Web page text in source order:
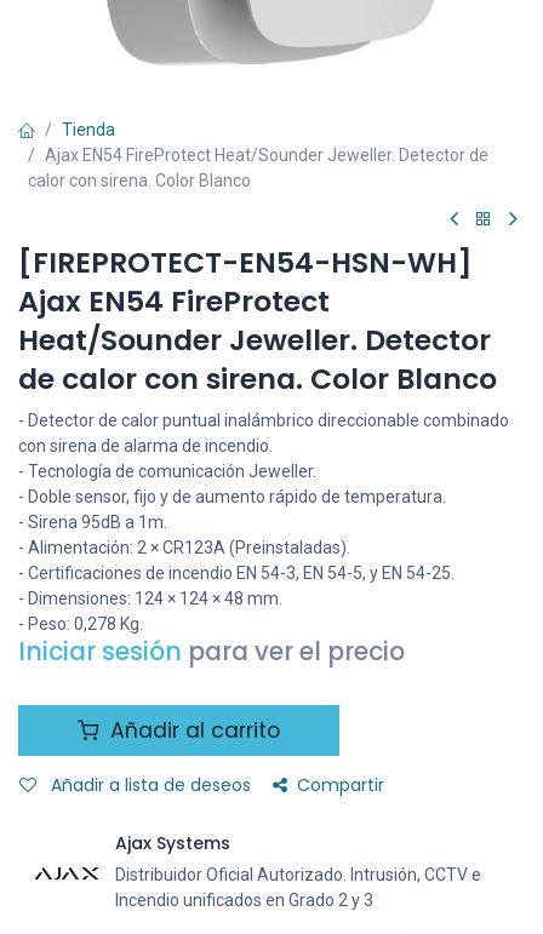
Tienda
Ajax EN54 FireProtect Heat/Sounder Jeweller. Detector de
calor con sirena. Color Blanco
[FIREPROTECT-EN54-HSN-WH]
Ajax EN54 FireProtect
Heat/Sounder Jeweller. Detector
de calor con sirena. Color Blanco
- Detector de calor puntual inalámbrico direccionable combinado
con sirena de alarma de incendio.
- Tecnología de comunicación Jeweller.
- Doble sensor, fijo y de aumento rápido de temperatura.
- Sirena 95dB a 1m.
- Alimentación: 2 × CR123A (Preinstaladas).
- Certificaciones de incendio EN 54-3, EN 54-5, y EN 54-25.
- Dimensiones: 124 × 124 × 48 mm.
- Peso: 0,278 Kg.
Iniciar sesión para ver el precio
Añadir al carrito
Añadir a lista de deseos Compartir
Ajax Systems
Distribuidor Oficial Autorizado. Intrusión, CCTV e
Incendio unificados en Grado 2 y 3